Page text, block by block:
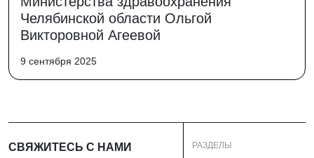
Челябинской области Ольгой
Викторовной Агеевой
9 сентября 2025
СВЯЖИТЕСЬ С НАМИ РАЗДЕЛЫ